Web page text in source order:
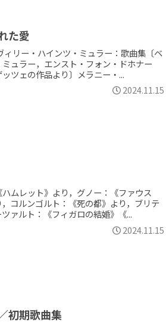
た愛
リー・ハインツ・ミュラー：歌曲集〔ベ
ュラー，エンスト・フォン・ドホナー
ツェの作品より〕メラニー・...
2024.11.15
ムレット》より，グノー：《ファウス
コルンゴルト：《死の都》より，ブリテ
ァルト：《フィガロの結婚》《...
2024.11.15
初期歌曲集